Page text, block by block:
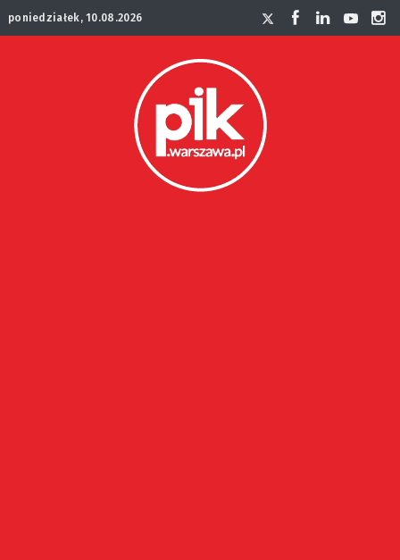
poniedziałek, 10.08.2026